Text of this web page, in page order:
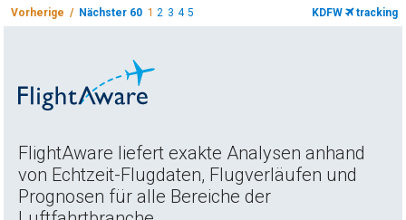
Vorherige / Nächster 60 12 3 4 5 KDFW tracking
FlightAware liefert exakte Analysen anhand
von Echtzeit-Flugdaten, Flugverläufen und
Prognosen für alle Bereiche der